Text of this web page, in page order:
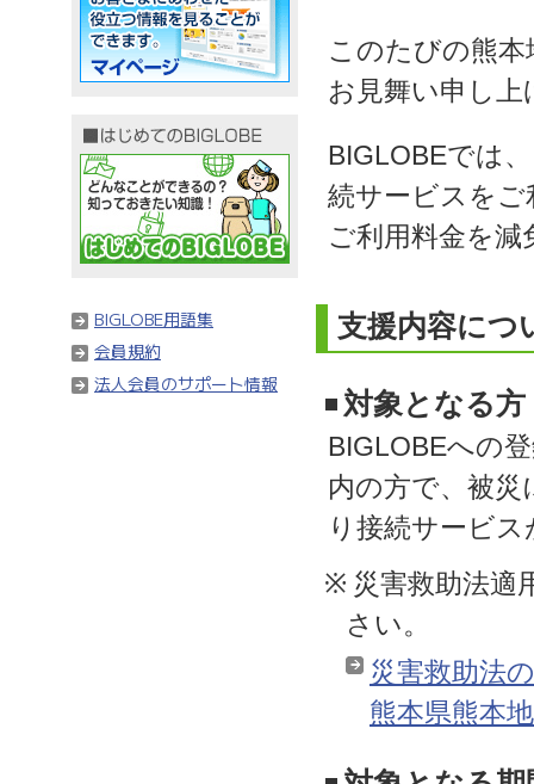
このたびの熊
お見舞い申し上
BIGLOBEでは
続サービスを
ご利用料金を
支援内容につ
対象となる方
BIGLOBEへの
内の方で、被災
り接続サービ
※ 災害救助法適
さい。
災害救助法
熊本県熊本
BIGLOBE用語集
会員規約
法人会員のサポート情報